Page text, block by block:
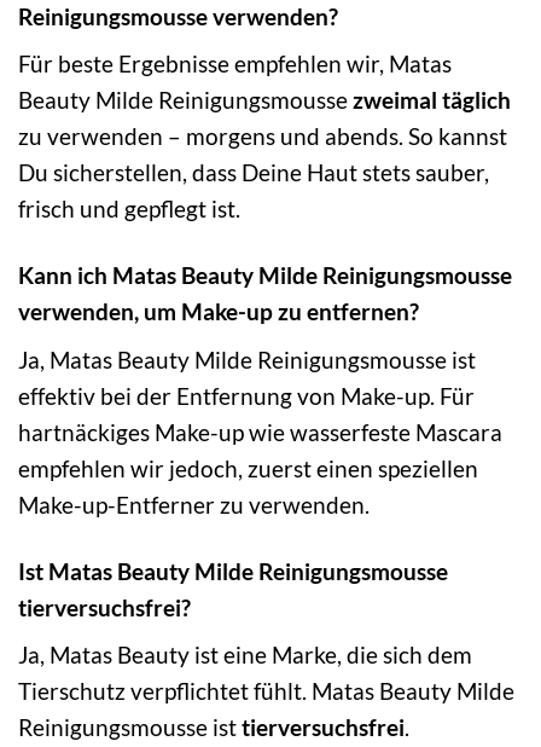
Reinigungsmousse verwenden?
Für beste Ergebnisse empfehlen wir, Matas
Beauty Milde Reinigungsmoussezweimal täglich
zu verwenden – morgens und abends. So kannst
Du sicherstellen, dass Deine Haut stets sauber,
frisch und gepflegt ist.
Kann ich Matas Beauty Milde Reinigungsmousse
verwenden, um Make-up zu entfernen?
Ja, Matas Beauty Milde Reinigungsmousse ist
effektiv bei der Entfernung von Make-up. Für
hartnäckiges Make-up wie wasserfeste Mascara
empfehlen wir jedoch, zuerst einen speziellen
Make-up-Entferner zu verwenden.
Ist Matas Beauty Milde Reinigungsmousse
tierversuchsfrei?
Ja, Matas Beauty ist eine Marke, die sich dem
Tierschutz verpflichtet fühlt. Matas Beauty Milde
Reinigungsmousse isttierversuchsfrei.